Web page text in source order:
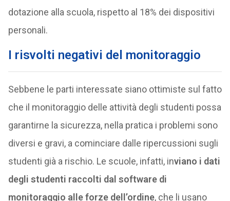
dotazione alla scuola, rispetto al 18% dei dispositivi
personali.
I risvolti negativi del monitoraggio
Sebbene le parti interessate siano ottimiste sul fatto
che il monitoraggio delle attività degli studenti possa
garantirne la sicurezza, nella pratica i problemi sono
diversi e gravi, a cominciare dalle ripercussioni sugli
studenti già a rischio. Le scuole, infatti, inviano i dati
degli studenti raccolti dal software di
monitoraggio alle forze dell’ordine, che li usano